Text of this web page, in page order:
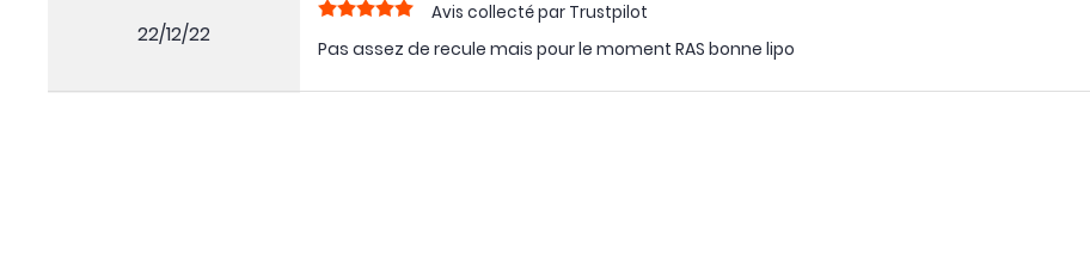
22/12/22
Avis collecté par Trustpilot
Pas assez de recule mais pour le moment RAS bonne lipo